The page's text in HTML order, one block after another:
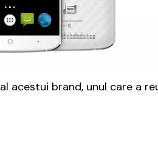
acestui brand, unul care a